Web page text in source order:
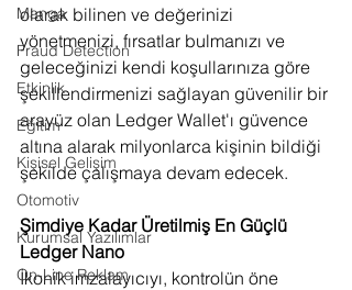
Manga
Fraud Detection
Etkinlik
Eğitim
Kişisel Gelişim
Otomotiv
Kurumsal Yazılımlar
On-Line Reklam
olarak bilinen ve değerinizi
yönetmenizi, fırsatlar bulmanızı ve
geleceğinizi kendi koşullarınıza göre
şekillendirmenizi sağlayan güvenilir bir
arayüz olan Ledger Wallet'ı güvence
altına alarak milyonlarca kişinin bildiği
şekilde çalışmaya devam edecek.
Şimdiye Kadar Üretilmiş En Güçlü
Ledger Nano
İkonik imzalayıcıyı, kontrolün öne